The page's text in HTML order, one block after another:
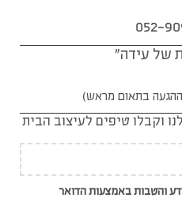
052-
של עידה"
וקבלו טיפים לעיצוב הבית
והטבות באמצעות הדואר